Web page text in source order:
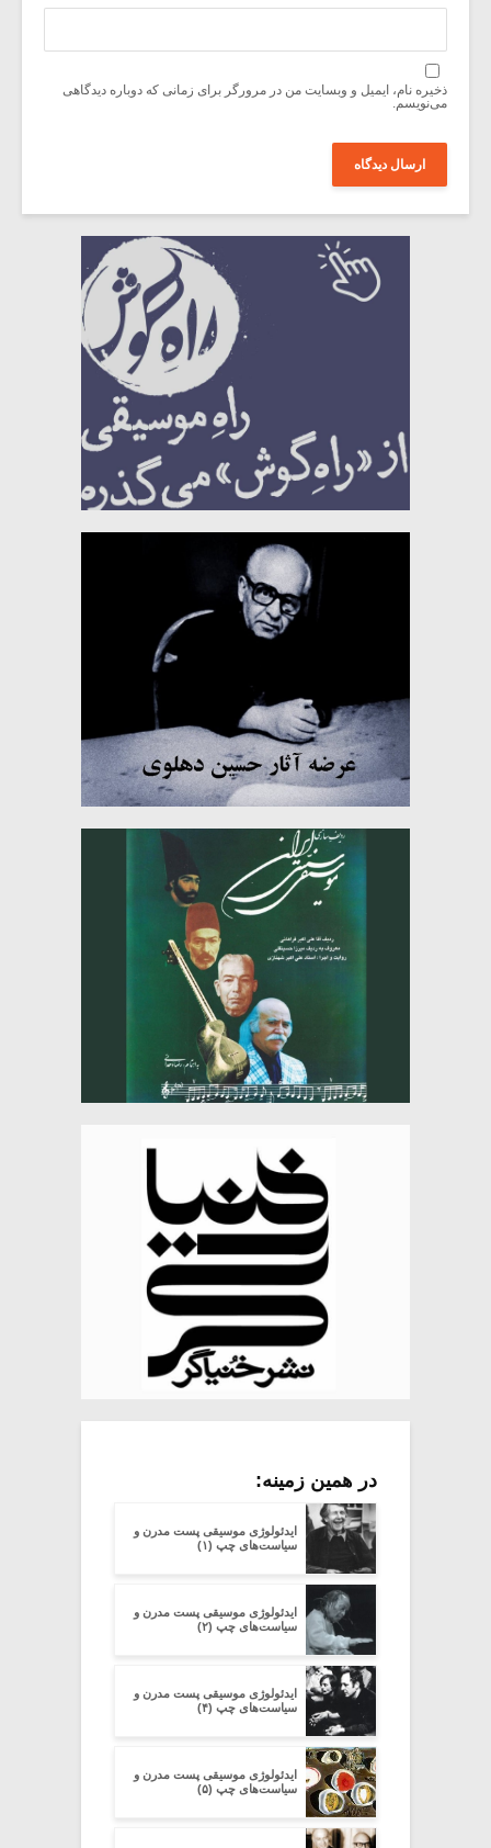
ذخیره نام، ایمیل و وبسایت من در مرورگر برای زمانی که دوباره دیدگاهی
می‌نویسم.
در همین زمینه:
ایدئولوژی موسیقی پست مدرن و
سیاست‌های چپ (۱)
ایدئولوژی موسیقی پست مدرن و
سیاست‌های چپ (۲)
ایدئولوژی موسیقی پست مدرن و
سیاست‌های چپ (۴)
ایدئولوژی موسیقی پست مدرن و
سیاست‌های چپ (۵)